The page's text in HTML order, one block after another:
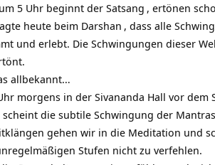
5 Uhr beginnt derSatsang , ertönen
heute beim Darshan , dass alle
und erlebt. Die Schwingungen dieser
allbekannt…
morgens in der Sivananda Hall vor dem
die subtile Schwingung der
gehen wir in die Meditation und
Stufen nicht zu verfehlen.